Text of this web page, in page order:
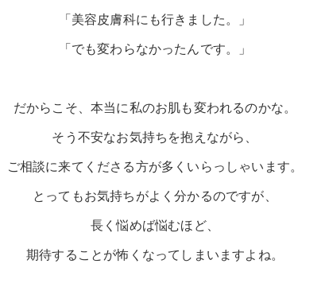
「美容皮膚科にも行きました。」
「でも変わらなかったんです。」
だからこそ、本当に私のお肌も変われるのかな。
そう不安なお気持ちを抱えながら、
ご相談に来てくださる方が多くいらっしゃいます。
とってもお気持ちがよく分かるのですが、
長く悩めば悩むほど、
期待することが怖くなってしまいますよね。